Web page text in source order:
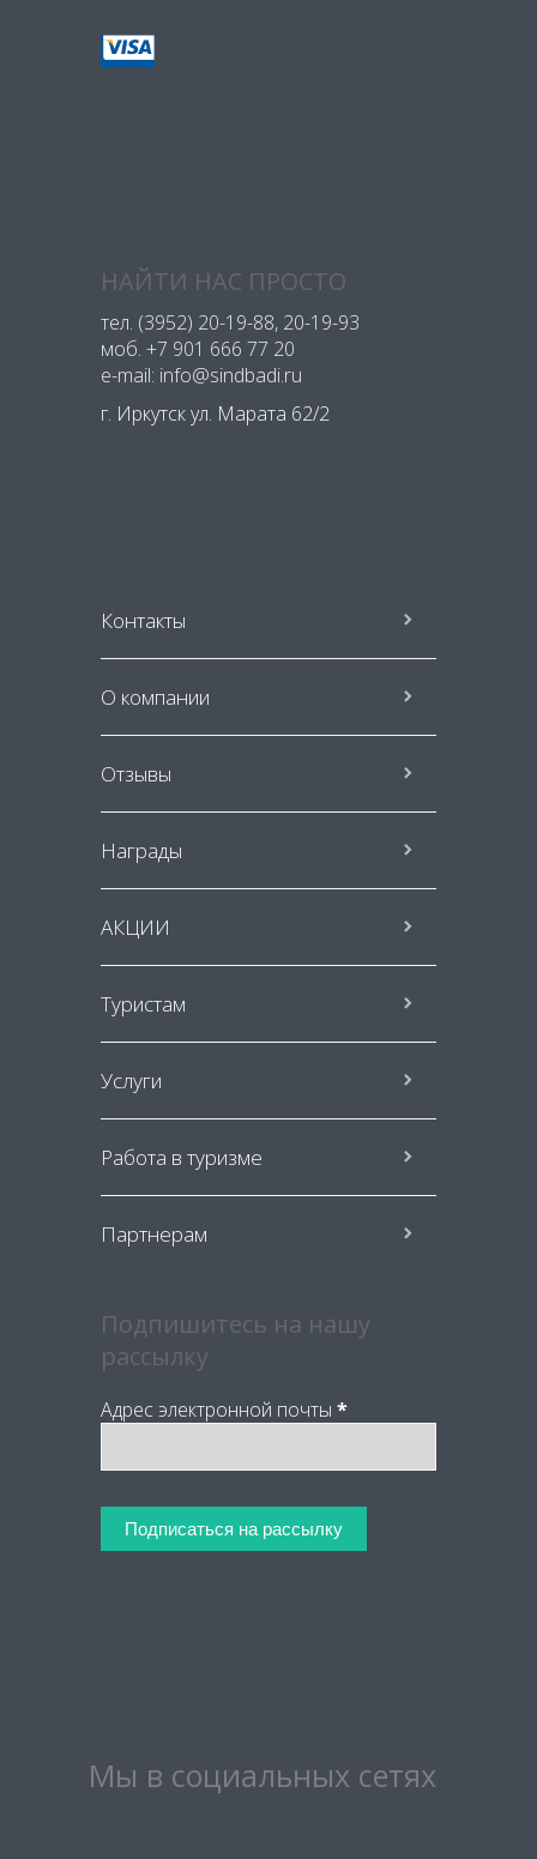
НАЙТИ НАС ПРОСТО
тел. (3952) 20-19-88, 20-19-93
моб. +7 901 666 77 20
e-mail: info@sindbadi.ru
г. Иркутск ул. Марата 62/2
Контакты
О компании
Отзывы
Награды
АКЦИИ
Туристам
Услуги
Работа в туризме
Партнерам
Подпишитесь на нашу
рассылку
Адрес электронной почты *
Мы в социальных сетях